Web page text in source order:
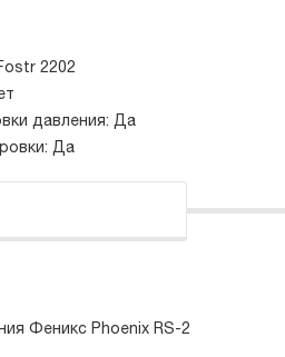
2202
давления: Да
Да
Феникс Phoenix RS-2